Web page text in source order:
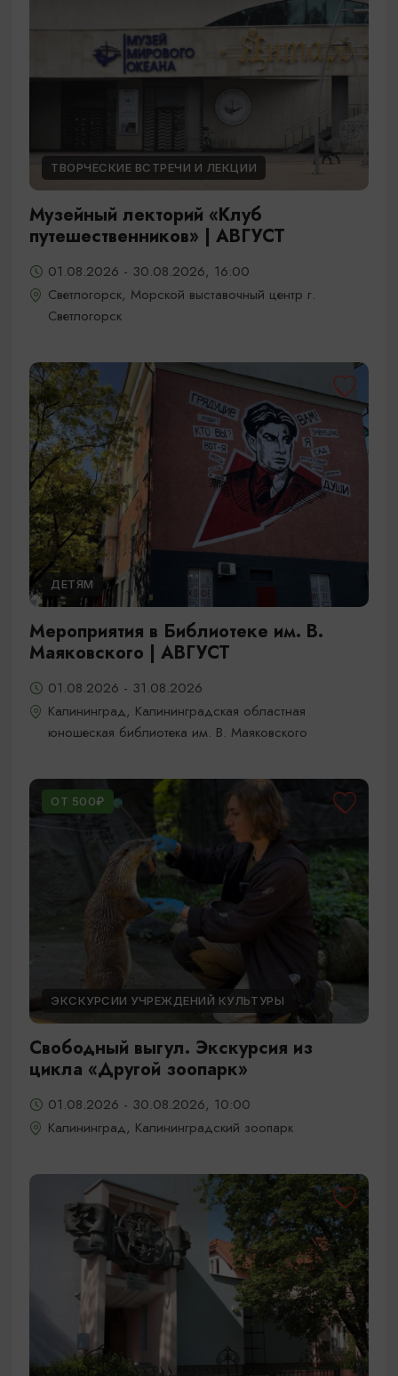
ТВОРЧЕСКИЕ ВСТРЕЧИ И ЛЕКЦИИ
Музейный лекторий «Клуб
путешественников» | АВГУСТ
01.08.2026 - 30.08.2026, 16:00
Светлогорск, Морской выставочный центр г.
Светлогорск
ДЕТЯМ
Мероприятия в Библиотеке им. В.
Маяковского | АВГУСТ
01.08.2026 - 31.08.2026
Калининград, Калининградская областная
юношеская библиотека им. В. Маяковского
ОТ 500₽
ЭКСКУРСИИ УЧРЕЖДЕНИЙ КУЛЬТУРЫ
Свободный выгул. Экскурсия из
цикла «Другой зоопарк»
01.08.2026 - 30.08.2026, 10:00
Калининград, Калининградский зоопарк